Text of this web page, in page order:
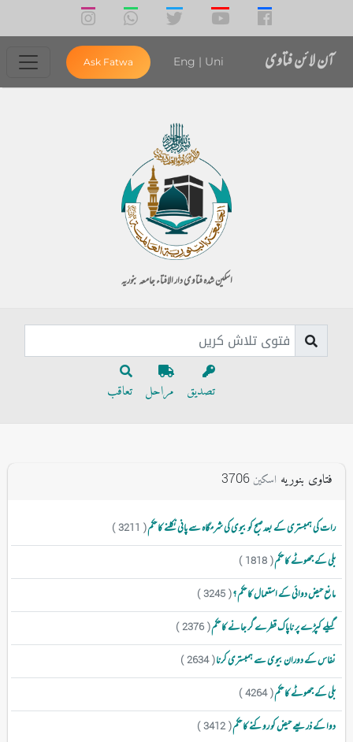
آن لائن فتاوی Eng|Uni
Ask Fatwa
اسکین شدہ فتاوی دار الافتاء جامعہ بنوریہ
تصدیق مراحل تعاقب
فتاوی بنوریه اسکین3706
رات کی ہمبستری کے بعد صبح کو بیوی کی شرمگاہ سے پانی نکلنے کا حکم( 3211 )
بلی کے جھوٹے کا حکم( 1818 )
مانع حیض دوائی کے استعمال کا حکم ؟( 3245 )
گیلے کپڑے پر ناپاک قطرے گر جانے کا حکم( 2376 )
نفاس کے دوران بیوی سے ہمبستری کرنا( 2634 )
بلی کے جھوٹے کا حکم( 4264 )
دوا کے ذریعے حیض کو روکنے کا حکم( 3412 )